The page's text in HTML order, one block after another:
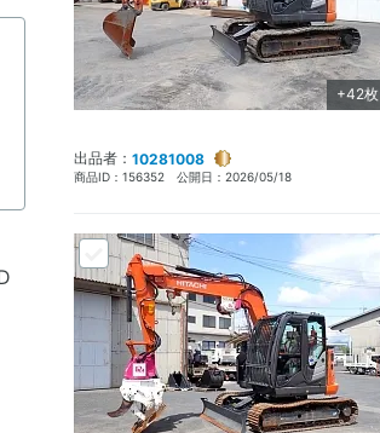
+42枚
出品者： 10281008
商品ID： 156352 公開日： 2026/05/18